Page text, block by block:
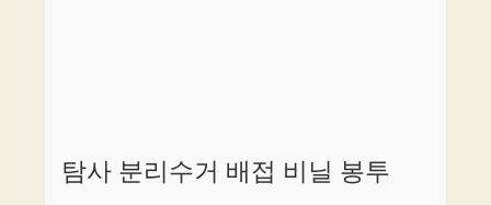
탐사 분리수거 배접 비닐 봉투